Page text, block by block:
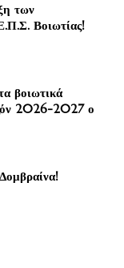
των
Βοιωτίας!
βοιωτικά
2026-2027 ο